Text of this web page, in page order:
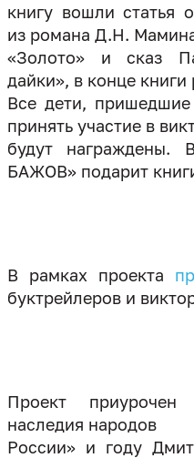
книгу вошли статья
из романа Д.Н.
«Золото» и сказ
дайки», в конце
Все дети,
принять участие в
будут награждены.
БАЖОВ» подарит
В рамках проекта
буктрейлеров и
Проект
наследия народов
России» и году